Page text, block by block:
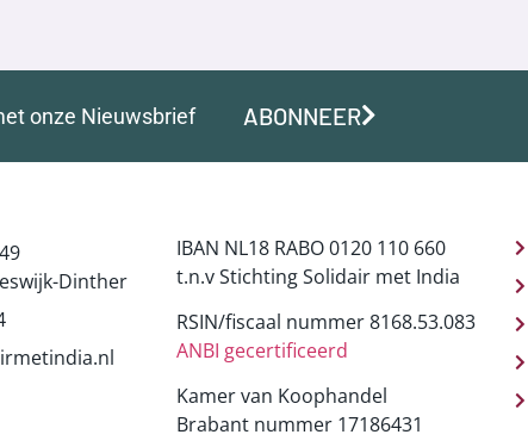
onze Nieuwsbrief ABONNEER
Dinther
IBAN NL18 RABO 0120 110 660
t.n.v Stichting Solidair met India
RSIN/fiscaal nummer 8168.53.083
ANBI gecertificeerd
Kamer van Koophandel
Brabant nummer 17186431